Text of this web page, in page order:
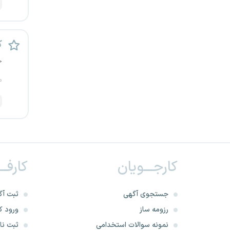
کارجـــویان
جستجوی آگهی
رزومه ساز
نمونه سوالات استخدامی
ثبت
ورود
ثبت